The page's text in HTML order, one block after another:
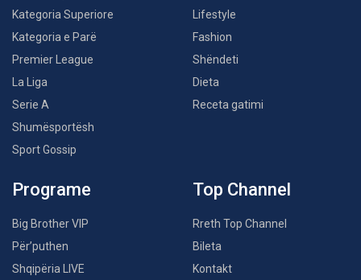
Kategoria Superiore
Kategoria e Parë
Premier League
La Liga
Serie A
Shumësportësh
Sport Gossip
Lifestyle
Fashion
Shëndeti
Dieta
Receta gatimi
Programe
Big Brother VIP
Për’puthen
Shqipëria LIVE
Top Channel
Rreth Top Channel
Bileta
Kontakt